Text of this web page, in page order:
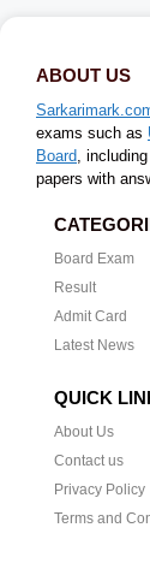
ABOUT US
exams such as
Board,
papers with
Board Exam
Result
Admit Card
Latest News
QUICK
About Us
Contact us
Privacy Policy
Terms and